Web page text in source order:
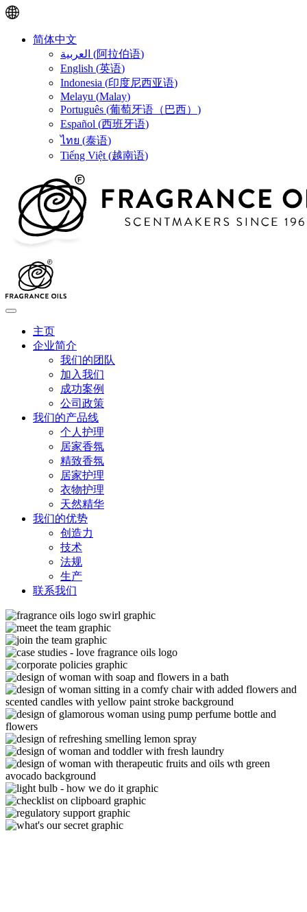
简体中文
العربية (阿拉伯语)
English (英语)
Indonesia (印度尼西亚语)
Melayu (Malay)
Português (葡萄牙语（巴西） )
Español (西班牙语)
ไทย (泰语)
Tiếng Việt (越南语)
主页
企业简介
我们的团队
加入我们
成功案例
公司政策
我们的产品线
个人护理
居家香氛
精致香氛
居家护理
衣物护理
天然精华
我们的优势
创造力
技术
法规
生产
联系我们